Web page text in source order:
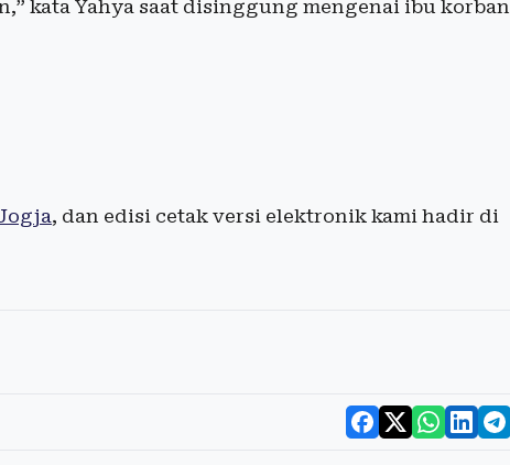
kata Yahya saat disinggung mengenai ibu korban
, dan edisi cetak versi elektronik kami hadir di